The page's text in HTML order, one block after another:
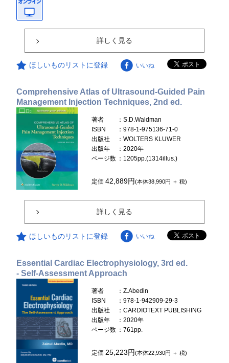
詳しく見る
ほしいものリストに登録 いいね
Comprehensive Atlas of Ultrasound-Guided Pain
Management Injection Techniques, 2nd ed.
著者
：S.D.Waldman
ISBN
：978-1-975136-71-0
出版社
：WOLTERS KLUWER
出版年
：2020年
ページ数 ：1205pp.(1314illus.)
定価42,889円(本体38,990円 ＋ 税)
詳しく見る
ほしいものリストに登録 いいね
Essential Cardiac Electrophysiology, 3rd ed.
- Self-Assessment Approach
著者
：Z.Abedin
ISBN
：978-1-942909-29-3
出版社
：CARDIOTEXT PUBLISHING
出版年
：2020年
ページ数 ：761pp.
定価 25,223円(本体22,930円 ＋ 税)